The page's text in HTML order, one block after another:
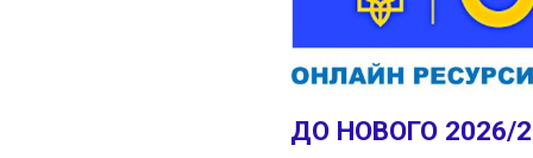
ДО НОВОГО 2026/